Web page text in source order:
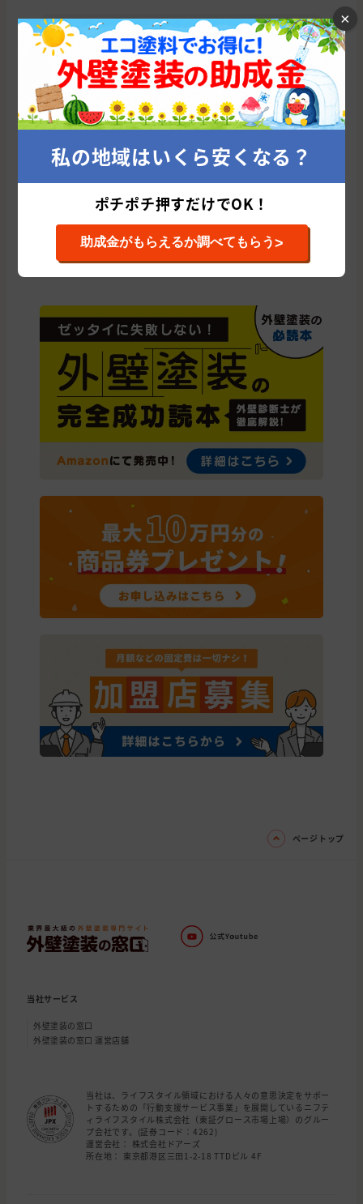
有限会社 飛鳥総合住建(群馬県/渋川市)
累計施工件数: 72 件
平均施工単価: 867,861 円
群馬県の他の市区町村から外壁塗装会社を
探す
渋川市 北群馬郡 藤岡市 安中市 沼田市
みどり市 利根郡 佐波郡 富岡市 甘楽郡 多野郡
ページトップ
当社サービス
外壁塗装の窓口
外壁塗装の窓口 運営店舗
当社は、ライフスタイル領域における人々の意思決定をサポー
トするための「行動支援サービス事業」を展開しているニフテ
ィライフスタイル株式会社（東証グロース市場上場）のグルー
プ会社です。(証券コード：4262)
運営会社： 株式会社ドアーズ
所在地： 東京都港区三田1-2-18 TTDビル 4F
×
私の地域はいくら安くなる？
ポチポチ押すだけでOK！
助成金がもらえるか調べてもらう>